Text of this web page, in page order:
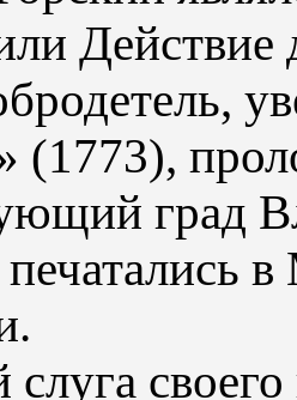
(1773),
град